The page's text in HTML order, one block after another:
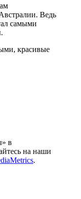
Ведь
самыми
красивые
в
на наши
.